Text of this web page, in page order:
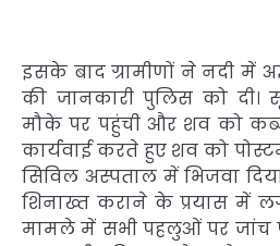
इसके बाद ग्रामीणों ने नदी में
की जानकारी पुलिस को दी।
मौके पर पहुंची और शव को
कार्यवाई करते हुए शव को
सिविल अस्पताल में भिजवा
शिनाख्त कराने के प्रयास में
मामले में सभी पहलुओं पर जांच